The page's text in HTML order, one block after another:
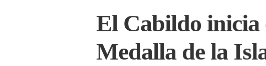
El Cabildo inicia
Medalla de la